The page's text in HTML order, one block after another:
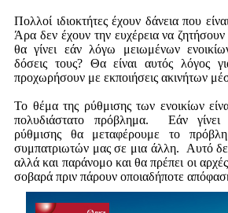
Πολλοί ιδιοκτήτες έχουν δάνεια που
Άρα δεν έχουν την ευχέρεια να
θα γίνει εάν λόγω μειωμένων
δόσεις τους? Θα είναι αυτός λόγος
προχωρήσουν με εκποιήσεις ακινήτων
Το θέμα της ρύθμισης των ενοικίων
πολυδιάστατο πρόβλημα. Εάν γίνει
ρύθμισης θα μεταφέρουμε το
συμπατριωτών μας σε μια άλλη. Αυτό
αλλά και παράνομο και θα πρέπει οι
σοβαρά πριν πάρουν οποιαδήποτε